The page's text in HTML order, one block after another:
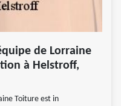
de Lorraine
à Helstroff,
Toiture est in